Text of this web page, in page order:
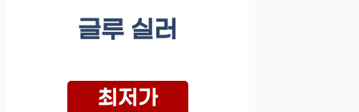
글루 실러
최저가